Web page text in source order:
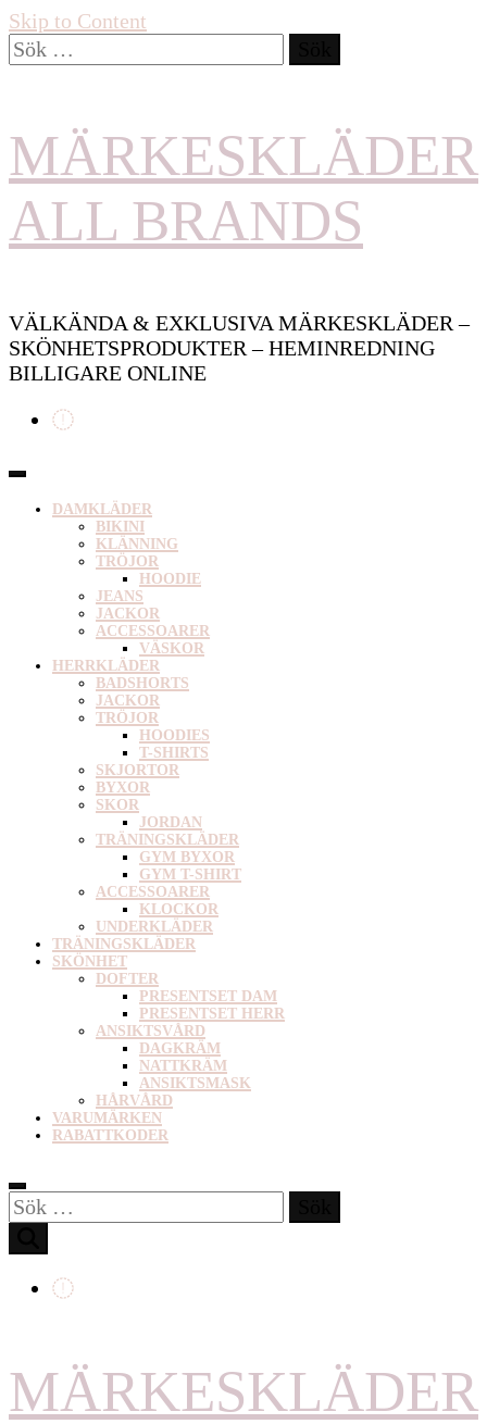
Skip to Content
Sök
efter:
MÄRKESKLÄDER
ALL BRANDS
VÄLKÄNDA & EXKLUSIVA MÄRKESKLÄDER –
SKÖNHETSPRODUKTER – HEMINREDNING
BILLIGARE ONLINE
DAMKLÄDER
BIKINI
KLÄNNING
TRÖJOR
HOODIE
JEANS
JACKOR
ACCESSOARER
VÄSKOR
HERRKLÄDER
BADSHORTS
JACKOR
TRÖJOR
HOODIES
T-SHIRTS
SKJORTOR
BYXOR
SKOR
JORDAN
TRÄNINGSKLÄDER
GYM BYXOR
GYM T-SHIRT
ACCESSOARER
KLOCKOR
UNDERKLÄDER
TRÄNINGSKLÄDER
SKÖNHET
DOFTER
PRESENTSET DAM
PRESENTSET HERR
ANSIKTSVÅRD
DAGKRÄM
NATTKRÄM
ANSIKTSMASK
HÅRVÅRD
VARUMÄRKEN
RABATTKODER
Sök
efter:
MÄRKESKLÄDER